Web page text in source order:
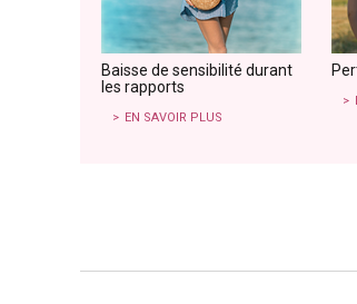
Baisse de sensibilité durant
les rapports
EN SAVOIR PLUS